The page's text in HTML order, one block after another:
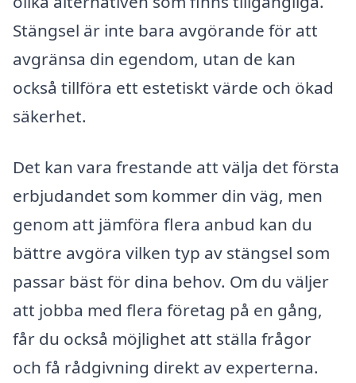
Stängsel är inte bara avgörande för att
avgränsa din egendom, utan de kan
också tillföra ett estetiskt värde och ökad
säkerhet.
Det kan vara frestande att välja det första
erbjudandet som kommer din väg, men
genom att jämföra flera anbud kan du
bättre avgöra vilken typ av stängsel som
passar bäst för dina behov. Om du väljer
att jobba med flera företag på en gång,
får du också möjlighet att ställa frågor
och få rådgivning direkt av experterna.